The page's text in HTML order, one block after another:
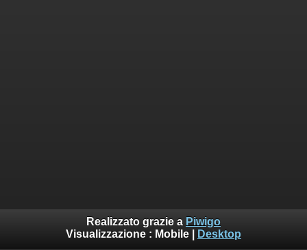
Realizzato grazie a Piwigo
Visualizzazione : Mobile Desktop